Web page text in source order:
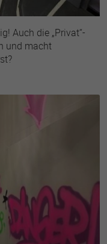
Auch die „Privat“-
und macht